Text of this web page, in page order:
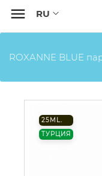

ROXANNE BLUE
25ML.
ТУРЦИЯ